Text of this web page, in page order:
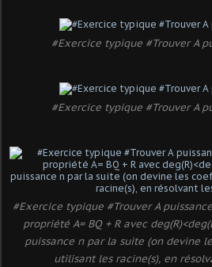
#Exercice typique #Trouver A
#Exercice typique #Trouver A
#Exercice typique #Trouver A
propriété A= BQ + R avec
puissance n par la suite (on devine
utilisant les racine(s), en